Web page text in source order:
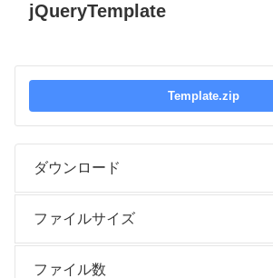
jQueryTemplate
Template.zip
ダウンロード
ファイルサイズ
ファイル数